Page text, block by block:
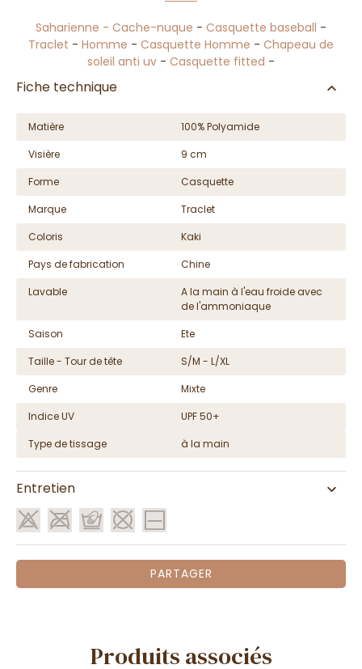
Saharienne - Cache-nuque - Casquette baseball -
Traclet - Homme - Casquette Homme - Chapeau de
soleil anti uv - Casquette fitted -
Fiche technique
Matière
100% Polyamide
Visière
9 cm
Forme
Casquette
Marque
Traclet
Coloris
Kaki
Pays de fabrication
Chine
Lavable
A la main à l'eau froide avec
de l'ammoniaque
Saison
Ete
Taille - Tour de tête
S/M - L/XL
Genre
Mixte
Indice UV
UPF 50+
Type de tissage
à la main
Entretien
PARTAGER
Produits associés